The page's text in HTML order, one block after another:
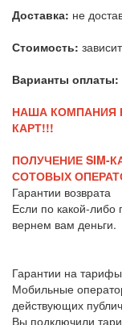
Доставка: не
Стоимость:
Варианты оплаты:
НАША КОМПАНИЯ
КАРТ!!!
ПОЛУЧЕНИЕ SIM-
СОТОВЫХ
Гарантии возврата
Если по какой-
вернем вам деньги.
Гарантии на тарифы
Мобильные
действующих
Вы подключили